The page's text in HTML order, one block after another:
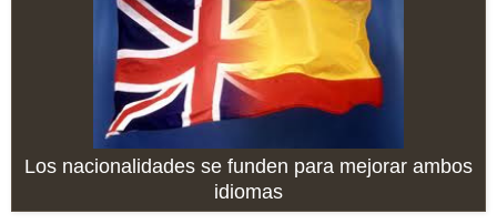
Los nacionalidades se funden para mejorar ambos
idiomas